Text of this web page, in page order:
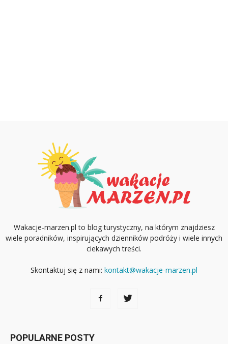
Wakacje-marzen.pl to blog turystyczny, na którym znajdziesz
wiele poradników, inspirujących dzienników podróży i wiele innych
ciekawych treści.
Skontaktuj się z nami: kontakt@wakacje-marzen.pl
POPULARNE POSTY